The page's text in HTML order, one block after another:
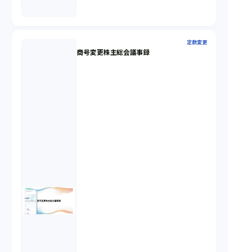
定款変更
商号変更株主総会議事録